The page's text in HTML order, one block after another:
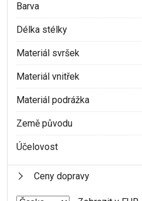
Barva
Délka stélky
Materiál svršek
Materiál vnitřek
Materiál podrážka
Země původu
Účelovost
Ceny dopravy